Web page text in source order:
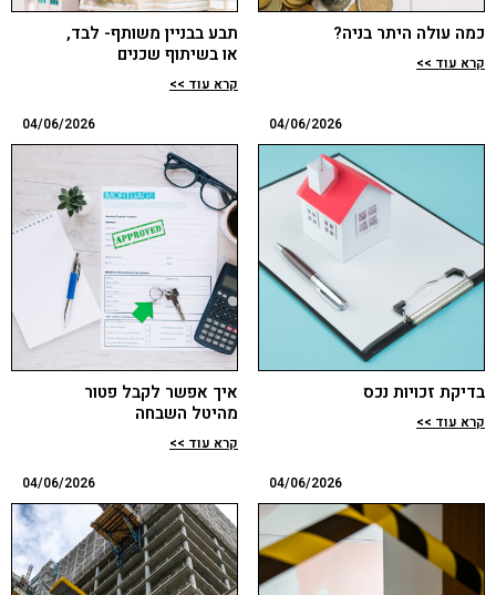
כמה עולה היתר בניה?
קרא עוד >>
תבע בבניין משותף- לבד,
או בשיתוף שכנים
קרא עוד >>
04/06/2026
בדיקת זכויות נכס
קרא עוד >>
04/06/2026
איך אפשר לקבל פטור
מהיטל השבחה
קרא עוד >>
04/06/2026
04/06/2026